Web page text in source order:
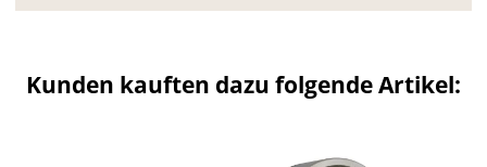
Kunden kauften dazu folgende Artikel: